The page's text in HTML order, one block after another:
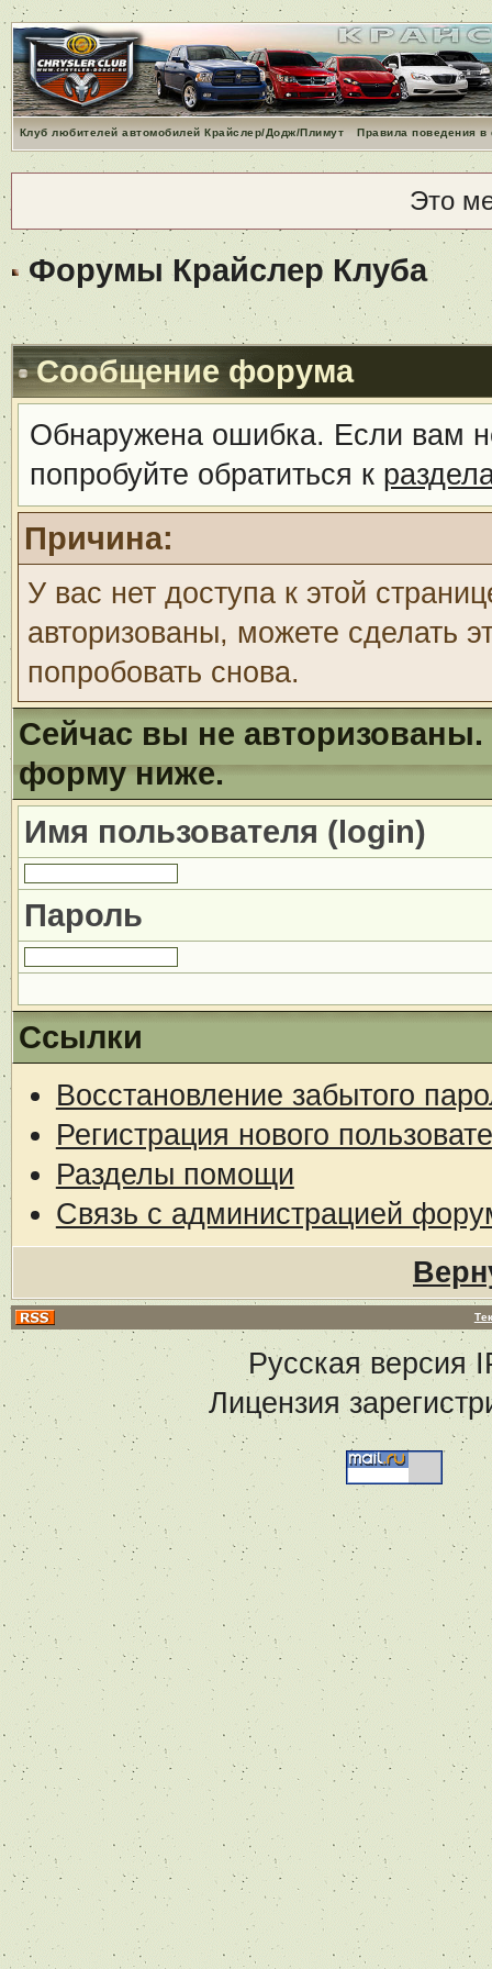
Клуб любителей автомобилей Крайслер/Додж/Плимут Правила поведения
Это
Форумы Крайслер Клуба
Сообщение форума
Обнаружена ошибка. Если вам
попробуйте обратиться к
Причина:
У вас нет доступа к этой
авторизованы, можете сделать
попробовать снова.
Сейчас вы не авторизованы.
форму ниже.
Имя пользователя (login)
Пароль
Ссылки
Восстановление забытого
Регистрация нового
Разделы помощи
Связь с администрацией
Русская версия
Лицензия